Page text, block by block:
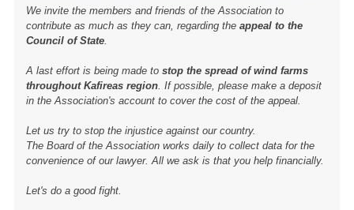
We invite the members and friends of the Association to
contribute as much as they can, regarding the appeal to the
Council of State.
A last effort is being made to stop the spread of wind farms
throughout Kafireas region. If possible, please make a deposit
in the Association's account to cover the cost of the appeal.
Let us try to stop the injustice against our country.
The Board of the Association works daily to collect data for the
convenience of our lawyer. All we ask is that you help financially.
Let's do a good fight.